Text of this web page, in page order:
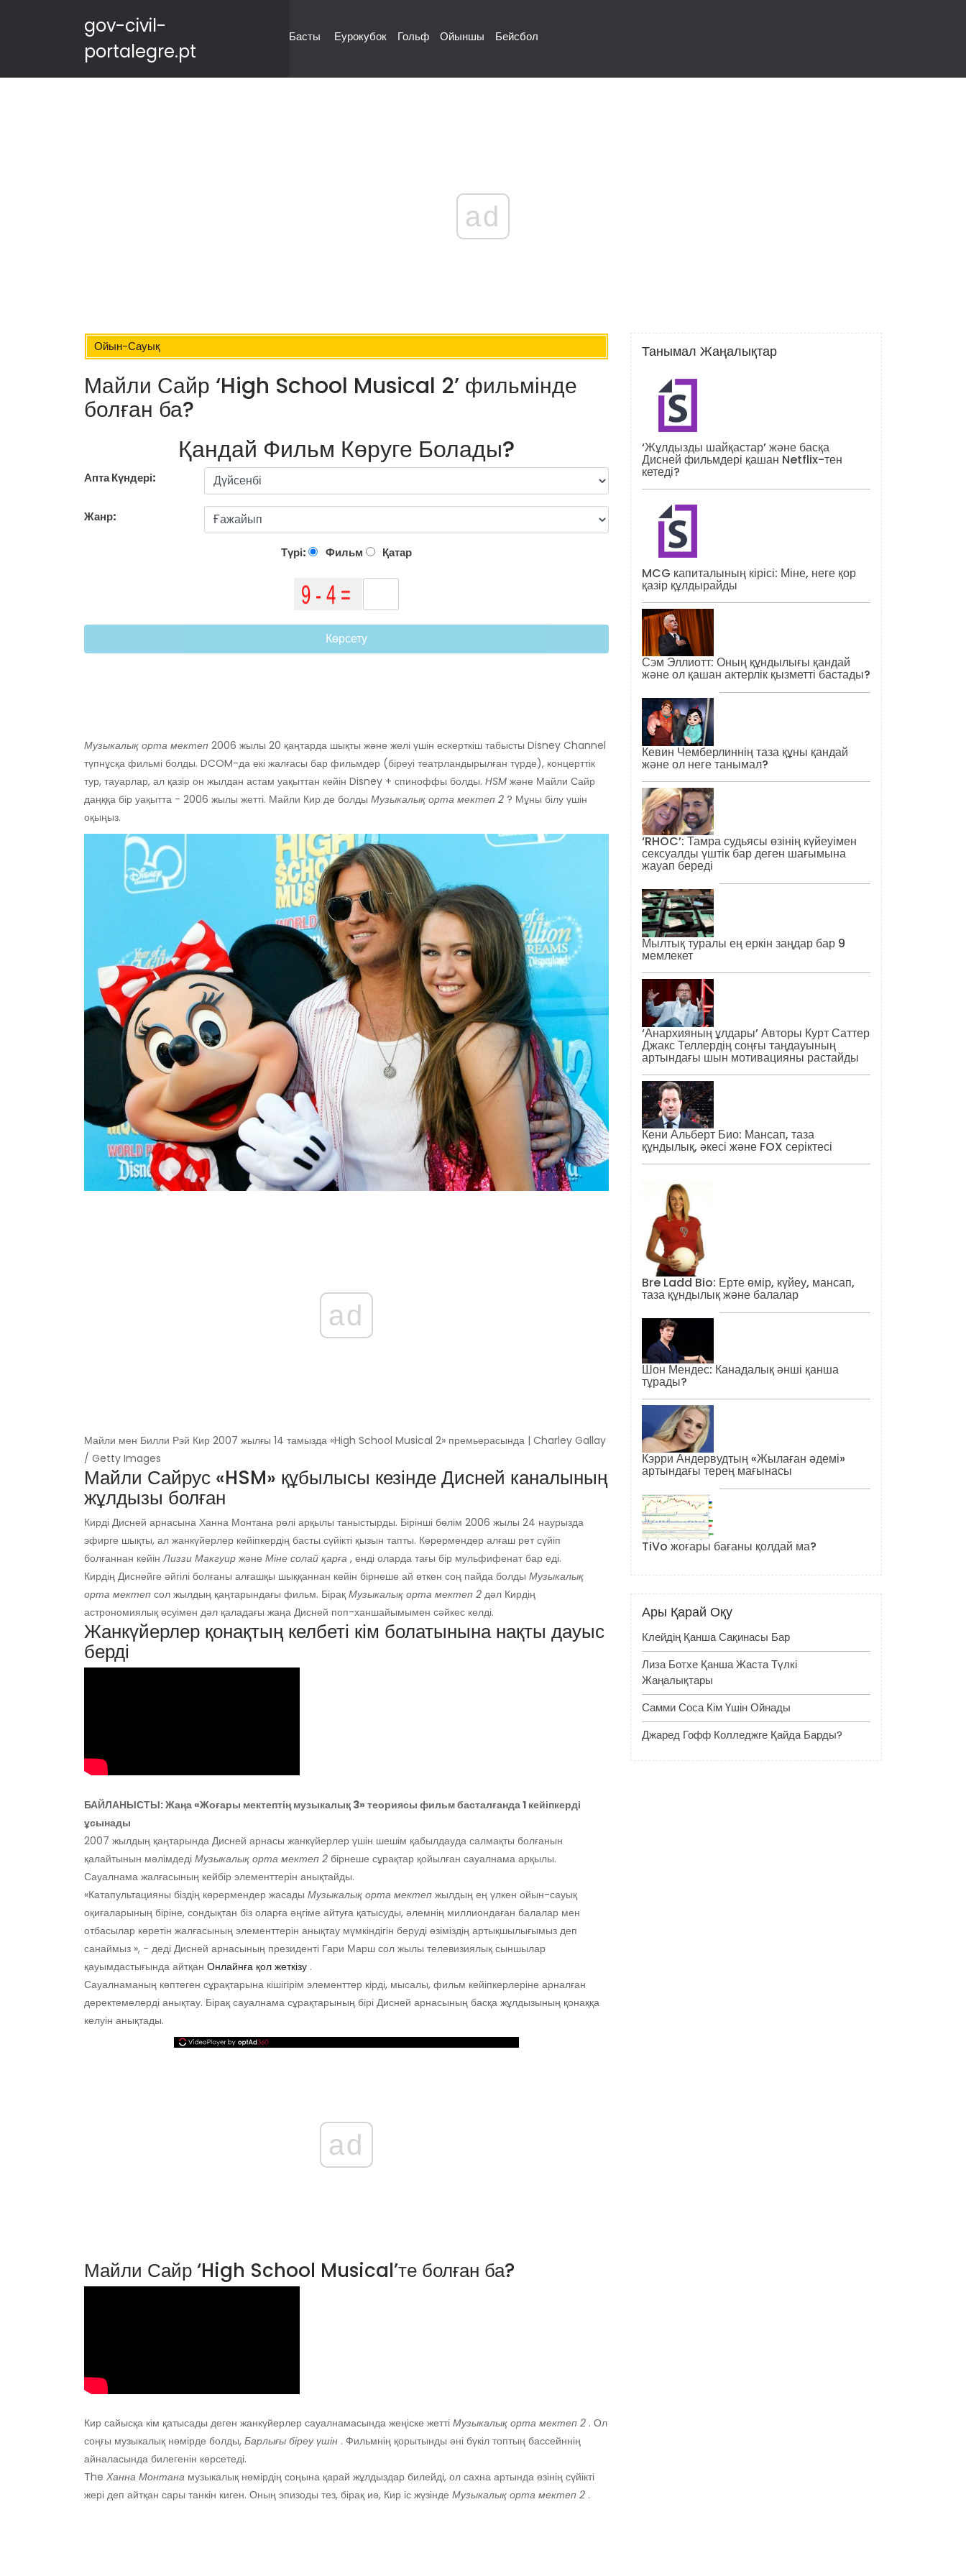
gov-civil-
portalegre.pt
Басты Еурокубок Гольф Ойыншы Бейсбол
ad
Ойын-Сауық
Майли Сайр ‘High School Musical 2’ фильмінде
болған ба?
Қандай Фильм Көруге Болады?
Апта Күндері:
Жанр:
Түрі: Фильм Қатар
Көрсету
Музыкалық орта мектеп 2006 жылы 20 қаңтарда шықты және желі үшін ескерткіш табысты Disney Channel
түпнұсқа фильмі болды. DCOM-да екі жалғасы бар фильмдер (біреуі театрландырылған түрде), концерттік
тур, тауарлар, ал қазір он жылдан астам уақыттан кейін Disney + спиноффы болды. HSM және Майли Сайр
даңққа бір уақытта - 2006 жылы жетті. Майли Кир де болды Музыкалық орта мектеп 2 ? Мұны білу үшін
оқыңыз.
ad
Майли мен Билли Рэй Кир 2007 жылғы 14 тамызда «High School Musical 2» премьерасында | Charley Gallay
/ Getty Images
Майли Сайрус «HSM» құбылысы кезінде Дисней каналының
жұлдызы болған
Кирді Дисней арнасына Ханна Монтана рөлі арқылы таныстырды. Бірінші бөлім 2006 жылы 24 наурызда
эфирге шықты, ал жанкүйерлер кейіпкердің басты сүйікті қызын тапты. Көрермендер алғаш рет сүйіп
болғаннан кейінЛиззи Макгуир және Міне солай қарға , енді оларда тағы бір мульфифенат бар еді.
Кирдің Диснейге әйгілі болғаны алғашқы шыққаннан кейін бірнеше ай өткен соң пайда болды Музыкалық
орта мектеп сол жылдың қаңтарындағы фильм. БірақМузыкалық орта мектеп 2 дәл Кирдің
астрономиялық өсуімен дәл қаладағы жаңа Дисней поп-ханшайымымен сәйкес келді.
Жанкүйерлер қонақтың келбеті кім болатынына нақты дауыс
берді
БАЙЛАНЫСТЫ: Жаңа «Жоғары мектептің музыкалық 3» теориясы фильм басталғанда 1 кейіпкерді
ұсынады
2007 жылдың қаңтарында Дисней арнасы жанкүйерлер үшін шешім қабылдауда салмақты болғанын
қалайтынын мәлімдеді Музыкалық орта мектеп 2 бірнеше сұрақтар қойылған сауалнама арқылы.
Сауалнама жалғасының кейбір элементтерін анықтайды.
«Катапультацияны біздің көрермендер жасады Музыкалық орта мектеп жылдың ең үлкен ойын-сауық
оқиғаларының біріне, сондықтан біз оларға әңгіме айтуға қатысуды, әлемнің миллиондаған балалар мен
отбасылар көретін жалғасының элементтерін анықтау мүмкіндігін беруді өзіміздің артықшылығымыз деп
санаймыз », - деді Дисней арнасының президенті Гари Марш сол жылы телевизиялық сыншылар
қауымдастығында айтқан Онлайнға қол жеткізу .
Сауалнаманың көптеген сұрақтарына кішігірім элементтер кірді, мысалы, фильм кейіпкерлеріне арналған
деректемелерді анықтау. Бірақ сауалнама сұрақтарының бірі Дисней арнасының басқа жұлдызының қонаққа
келуін анықтады.
ad
Майли Сайр ‘High School Musical’те болған ба?
Кир сайысқа кім қатысады деген жанкүйерлер сауалнамасында жеңіске жетті Музыкалық орта мектеп 2 . Ол
соңғы музыкалық нөмірде болды, Барлығы біреу үшін . Фильмнің қорытынды әні бүкіл топтың бассейннің
айналасында билегенін көрсетеді.
The Ханна Монтана музыкалық нөмірдің соңына қарай жұлдыздар билейді, ол сахна артында өзінің сүйікті
жері деп айтқан сары танкін киген. Оның эпизоды тез, бірақ иә, Кир іс жүзінде Музыкалық орта мектеп 2 .
Танымал Жаңалықтар
‘Жұлдызды шайқастар’ және басқа
Дисней фильмдері қашан Netflix-тен
кетеді?
MCG капиталының кірісі: Міне, неге қор
қазір құлдырайды
Сэм Эллиотт: Оның құндылығы қандай
және ол қашан актерлік қызметті бастады?
Кевин Чемберлиннің таза құны қандай
және ол неге танымал?
‘RHOC’: Тамра судьясы өзінің күйеуімен
сексуалды үштік бар деген шағымына
жауап береді
Мылтық туралы ең еркін заңдар бар 9
мемлекет
‘Анархияның ұлдары’ Авторы Курт Саттер
Джакс Теллердің соңғы таңдауының
артындағы шын мотивацияны растайды
Кени Альберт Био: Мансап, таза
құндылық, әкесі және FOX серіктесі
Bre Ladd Bio: Ерте өмір, күйеу, мансап,
таза құндылық және балалар
Шон Мендес: Канадалық әнші қанша
тұрады?
Кэрри Андервудтың «Жылаған әдемі»
артындағы терең мағынасы
TiVo жоғары бағаны қолдай ма?
Ары Қарай Оқу
Клейдің Қанша Сақинасы Бар
Лиза Ботхе Қанша Жаста Түлкі
Жаңалықтары
Самми Соса Кім Үшін Ойнады
Джаред Гофф Колледжге Қайда Барды?